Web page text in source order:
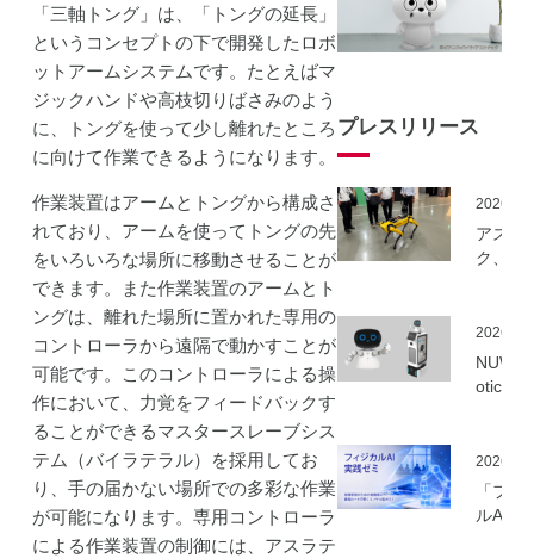
「三軸トング」は、「トングの延長」
というコンセプトの下で開発したロボ
ットアームシステムです。たとえばマ
ジックハンドや高枝切りばさみのよう
に、トングを使って少し離れたところ
に向けて作業できるようになります。
作業装置はアームとトングから構成さ
れており、アームを使ってトングの先
をいろいろな場所に移動させることが
できます。また作業装置のアームとト
ングは、離れた場所に置かれた専用の
コントローラから遠隔で動かすことが
可能です。このコントローラによる操
作において、力覚をフィードバックす
ることができるマスタースレーブシス
テム（バイラテラル）を採用してお
り、手の届かない場所での多彩な作業
が可能になります。専用コントローラ
による作業装置の制御には、アスラテ
プレスリリース
アスラ
ク、
を活用
建設向
ボット
実施
NUWA
otics社
いを開
「フィ
ルAI実